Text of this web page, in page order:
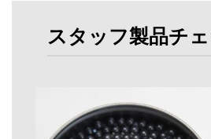
スタッフ製品チ